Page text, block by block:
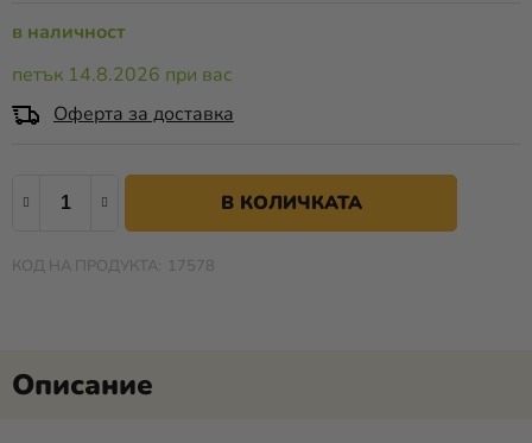
Оценка
на
магазина
5
в наличност
петък 14.8.2026 при вас
Оферта за доставка
В КОЛИЧКАТА
17578